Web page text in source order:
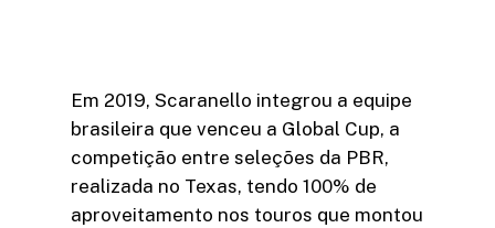
Em 2019, Scaranello integrou a equipe
brasileira que venceu a Global Cup, a
competição entre seleções da PBR,
realizada no Texas, tendo 100% de
aproveitamento nos touros que montou